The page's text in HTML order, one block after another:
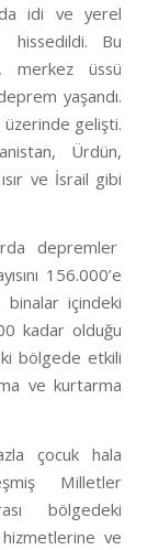
idi ve yerel
hissedildi. Bu
merkez üssü
yaşandı.
gelişti.
Ürdün,
ve İsrail gibi
depremler
156.000’e
binalar içindeki
kadar olduğu
bölgede etkili
ve kurtarma
çocuk hala
Milletler
bölgedeki
hizmetlerine ve